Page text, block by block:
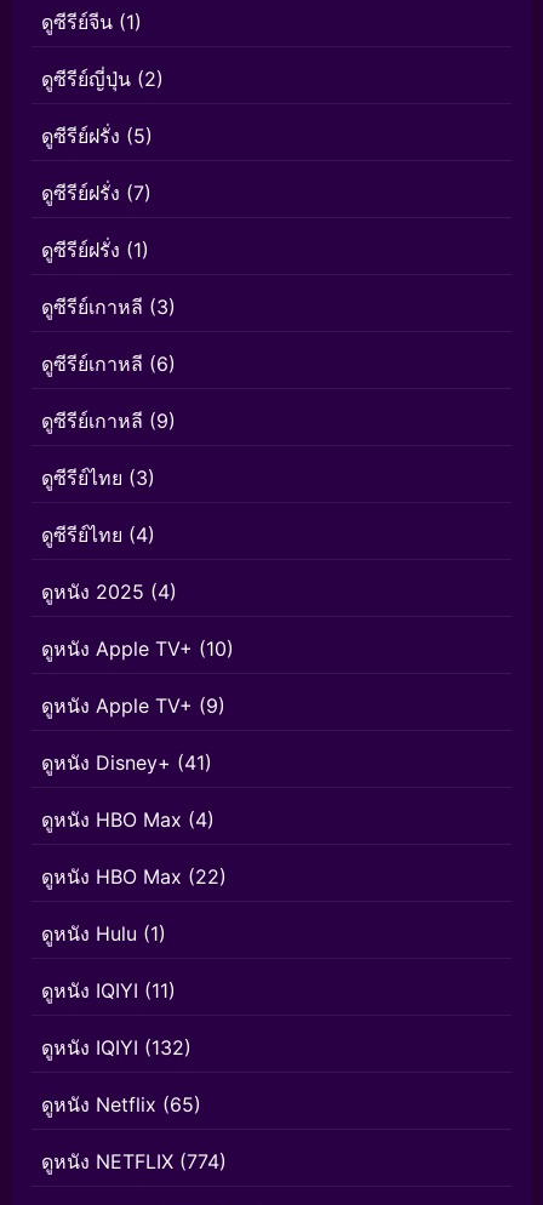
ดูซีรีย์จีน (1)
ดูซีรีย์ญี่ปุ่น (2)
ดูซีรีย์ฝรั่ง (5)
ดูซีรีย์ฝรั่ง (7)
ดูซีรีย์ฝรั่ง (1)
ดูซีรีย์เกาหลี (3)
ดูซีรีย์เกาหลี (6)
ดูซีรีย์เกาหลี (9)
ดูซีรีย์ไทย (3)
ดูซีรีย์ไทย (4)
ดูหนัง 2025 (4)
ดูหนัง Apple TV+ (10)
ดูหนัง Apple TV+ (9)
ดูหนัง Disney+ (41)
ดูหนัง HBO Max (4)
ดูหนัง HBO Max (22)
ดูหนัง Hulu (1)
ดูหนัง IQIYI (11)
ดูหนัง IQIYI (132)
ดูหนัง Netflix (65)
ดูหนัง NETFLIX (774)